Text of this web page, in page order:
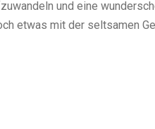
und eine
etwas mit der seltsamen